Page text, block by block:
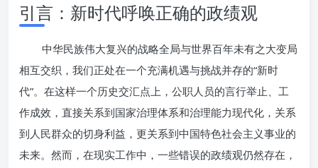
引言：新时代呼唤正确的政绩观
中华民族伟大复兴的战略全局与世界百年未有之大变局
相互交织，我们正处在一个充满机遇与挑战并存的“新时
代”。在这样一个历史交汇点上，公职人员的言行举止、工
作成效，直接关系到国家治理体系和治理能力现代化，关系
到人民群众的切身利益，更关系到中国特色社会主义事业的
未来。然而，在现实工作中，一些错误的政绩观仍然存在，